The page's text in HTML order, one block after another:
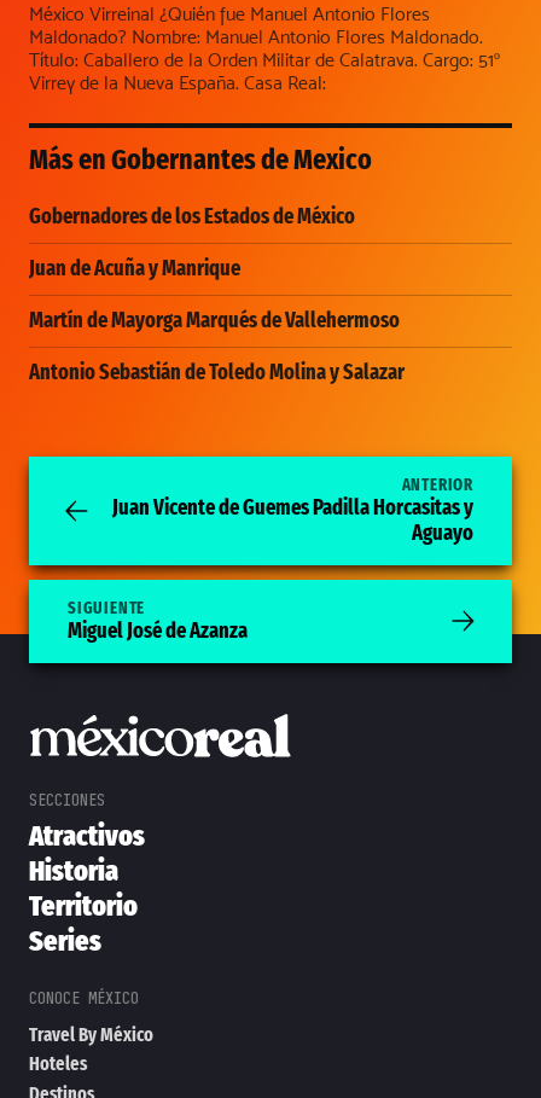
México Virreinal ¿Quién fue Manuel Antonio Flores
Maldonado? Nombre: Manuel Antonio Flores Maldonado.
Título: Caballero de la Orden Militar de Calatrava. Cargo: 51º
Virrey de la Nueva España. Casa Real:
Más enGobernantes de Mexico
Gobernadores de los Estados de México
Juan de Acuña y Manrique
Martín de Mayorga Marqués de Vallehermoso
Antonio Sebastián de Toledo Molina y Salazar
ANTERIOR
Juan Vicente de Guemes Padilla Horcasitas y
Aguayo
SIGUIENTE
Miguel José de Azanza
Atractivos
Historia
Territorio
Series
Travel By México
Hoteles
Destinos